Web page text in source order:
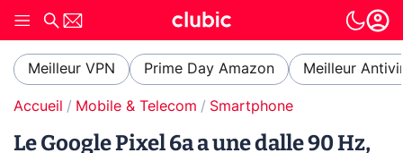
Meilleur VPN Prime Day Amazon Meilleur
Accueil Mobile & Telecom Smartphone
Le Google Pixel 6a a une dalle 90 Hz,